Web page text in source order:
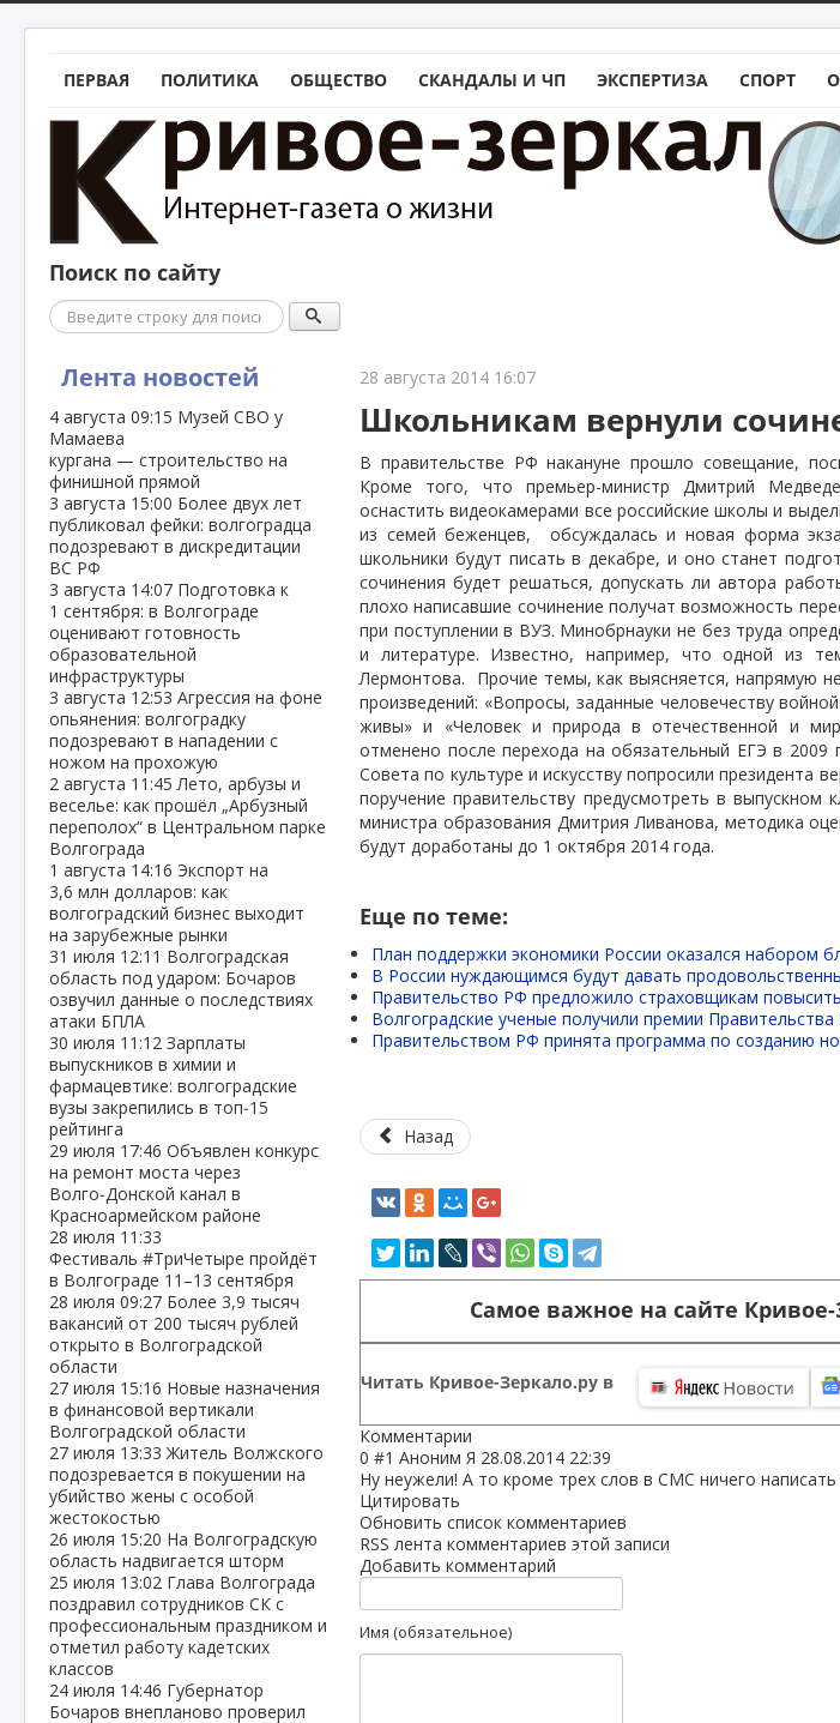
ПЕРВАЯ ПОЛИТИКА ОБЩЕСТВО СКАНДАЛЫ И ЧП ЭКСПЕРТИЗА СПОРТ
Поиск по сайту
Поиск
Лента новостей
4 августа 09:15 Музей СВО у
Мамаева
кургана — строительство на
финишной прямой
3 августа 15:00 Более двух лет
публиковал фейки: волгоградца
подозревают в дискредитации
ВС РФ
3 августа 14:07 Подготовка к
1 сентября: в Волгограде
оценивают готовность
образовательной
инфраструктуры
3 августа 12:53 Агрессия на фоне
опьянения: волгоградку
подозревают в нападении с
ножом на прохожую
2 августа 11:45Лето, арбузы и
веселье: как прошёл „Арбузный
переполох“ в Центральном парке
Волгограда
1 августа 14:16 Экспорт на
3,6 млн долларов: как
волгоградский бизнес выходит
на зарубежные рынки
31 июля 12:11 Волгоградская
область под ударом: Бочаров
озвучил данные о последствиях
атаки БПЛА
30 июля 11:12 Зарплаты
выпускников в химии и
фармацевтике: волгоградские
вузы закрепились в топ‑15
рейтинга
29 июля 17:46 Объявлен конкурс
на ремонт моста через
Волго‑Донской канал в
Красноармейском районе
28 июля 11:33
Фестиваль #ТриЧетыре пройдёт
в Волгограде 11–13 сентября
28 июля 09:27 Более 3,9 тысяч
вакансий от 200 тысяч рублей
открыто в Волгоградской
области
27 июля 15:16 Новые назначения
в финансовой вертикали
Волгоградской области
27 июля 13:33Житель Волжского
подозревается в покушении на
убийство жены с особой
жестокостью
26 июля 15:20 На Волгоградскую
область надвигается шторм
25 июля 13:02 Глава Волгограда
поздравил сотрудников СК с
профессиональным праздником и
отметил работу кадетских
классов
24 июля 14:46 Губернатор
Бочаров внепланово проверил
28 августа 2014 16:07
Школьникам вернули
В правительстве РФ накануне прошло совещание,
Кроме того, что премьер-министр Дмитрий
оснастить видеокамерами все российские школы и
из семей беженцев,
обсуждалась и новая форма
школьники будут писать в декабре, и оно станет
сочинения будет решаться, допускать ли автора
плохо написавшие сочинение получат возможность
при поступлении в ВУЗ. Минобрнауки не без труда
и литературе. Известно, например, что одной из
Лермонтова.
Прочие темы, как выясняется, напрямую
произведений: «Вопросы, заданные человечеству
живы» и «Человек и природа в отечественной и
отменено после перехода на обязательный ЕГЭ в 2009
Совета по культуре и искусству попросили президента
поручение правительству предусмотреть в
министра образования Дмитрия Ливанова, методика
будут доработаны до 1 октября 2014 года.
Еще по теме:
План поддержки экономики России оказался набором
В России нуждающимся будут давать
Правительство РФ предложило страховщикам
Волгоградские ученые получили премии
Правительством РФ принята программа по созданию
Назад
Самое важное на сайте Кривое-
Читать Кривое-Зеркало.ру в
Комментарии
0 #1 Аноним Я 28.08.2014 22:39
Ну неужели! А то кроме трех слов в СМС ничего написать
Цитировать
Обновить список комментариев
RSS лента комментариев этой записи
Добавить комментарий
Имя (обязательное)